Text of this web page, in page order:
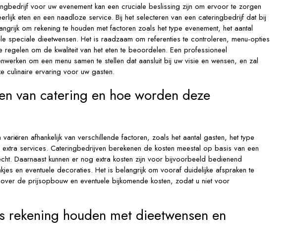
voor uw evenement kan een cruciale beslissing zijn om ervoor te zorgen
eten en een naadloze service. Bij het selecteren van een cateringbedrijf dat bij
om rekening te houden met factoren zoals het type evenement, het aantal
speciale dieetwensen. Het is raadzaam om referenties te controleren, menu-opties
regelen om de kwaliteit van het eten te beoordelen. Een professioneel
om een menu samen te stellen dat aansluit bij uw visie en wensen, en zal
culinaire ervaring voor uw gasten.
van catering en hoe worden deze
variëren afhankelijk van verschillende factoren, zoals het aantal gasten, het type
services. Cateringbedrijven berekenen de kosten meestal op basis van een
Daarnaast kunnen er nog extra kosten zijn voor bijvoorbeeld bedienend
en eventuele decoraties. Het is belangrijk om vooraf duidelijke afspraken te
de prijsopbouw en eventuele bijkomende kosten, zodat u niet voor
rekening houden met dieetwensen en